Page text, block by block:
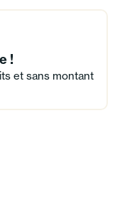
!
et sans montant